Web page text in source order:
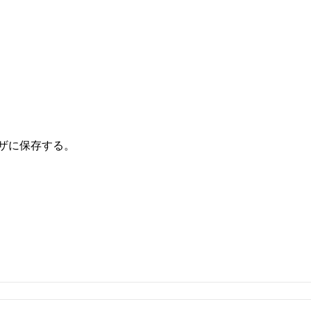
に保存する。